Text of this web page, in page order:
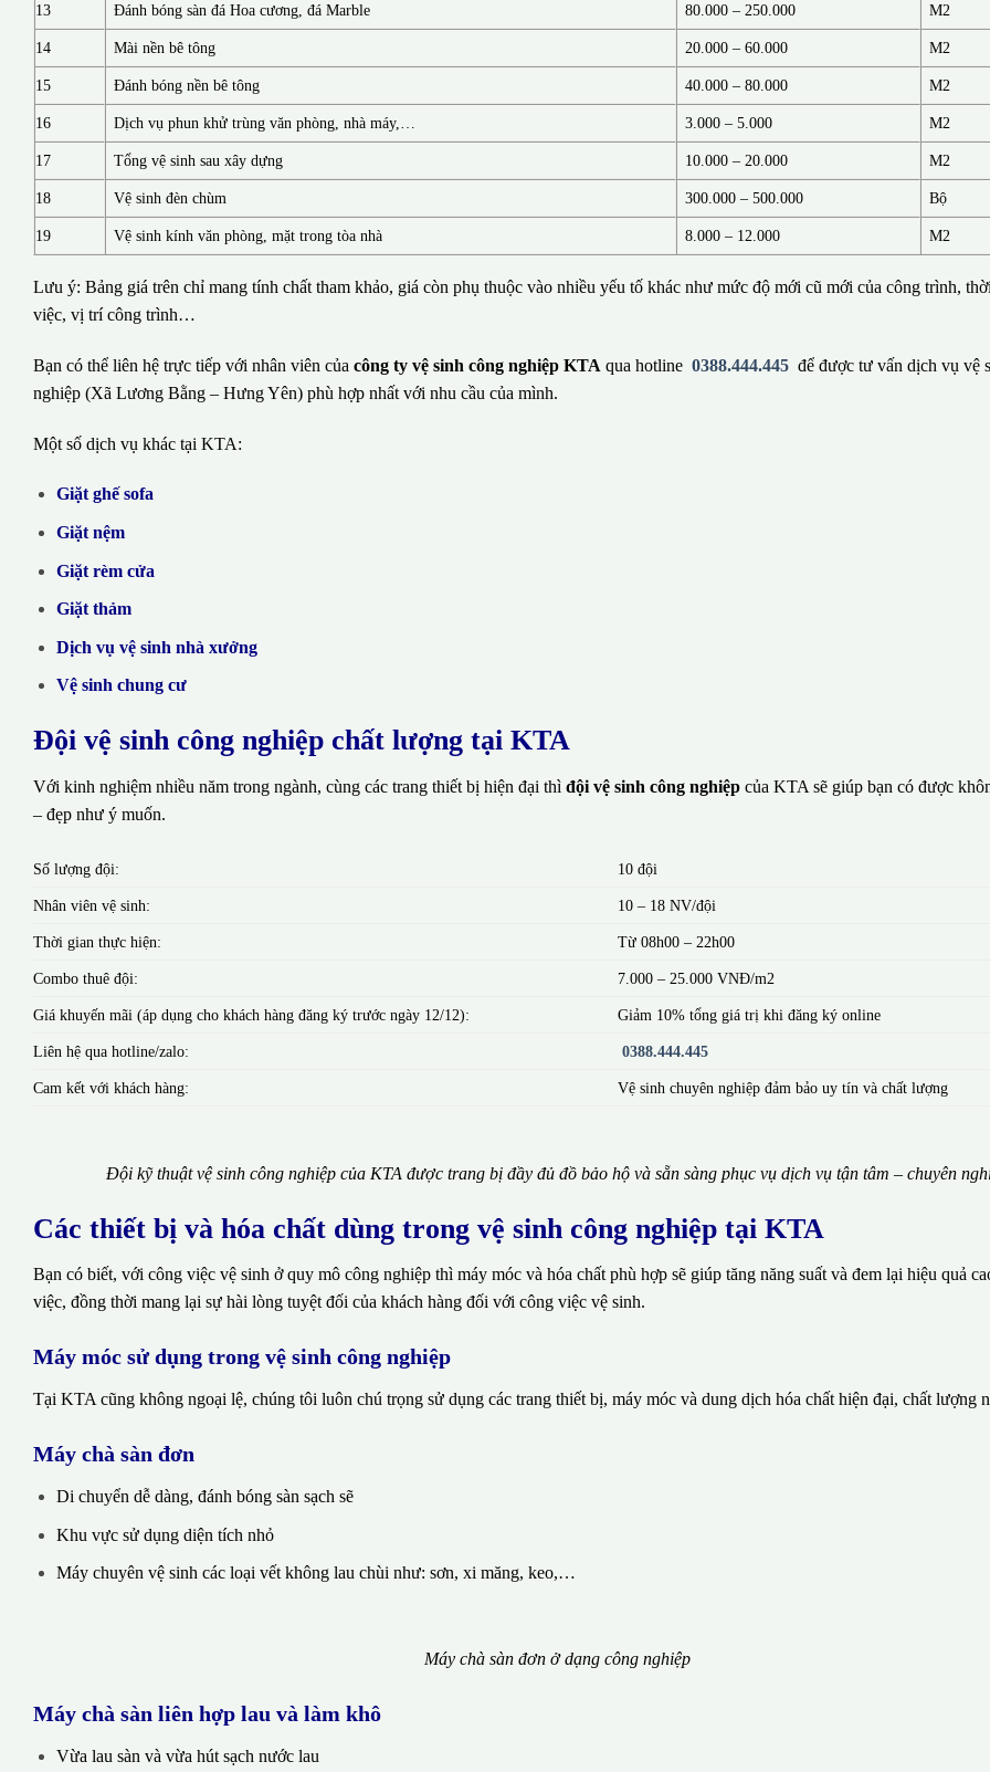
13 Đánh bóng sàn đá Hoa cương, đá Marble 80.000 – 250.000 M2
14 Mài nền bê tông 20.000 – 60.000 M2
15 Đánh bóng nền bê tông 40.000 – 80.000 M2
16 Dịch vụ phun khử trùng văn phòng, nhà máy,… 3.000 – 5.000 M2
17 Tổng vệ sinh sau xây dựng 10.000 – 20.000 M2
18 Vệ sinh đèn chùm 300.000 – 500.000 Bộ
19 Vệ sinh kính văn phòng, mặt trong tòa nhà 8.000 – 12.000 M2
Lưu ý: Bảng giá trên chỉ mang tính chất tham khảo, giá còn phụ thuộc vào nhiều yếu tố khác như mức độ mới cũ mới của công trình,
việc, vị trí công trình…
Bạn có thể liên hệ trực tiếp với nhân viên của công ty vệ sinh công nghiệp KTA qua hotline 0388.444.445 để được tư vấn dịch vụ vệ
nghiệp (Xã Lương Bằng – Hưng Yên) phù hợp nhất với nhu cầu của mình.
Một số dịch vụ khác tại KTA:
Giặt ghế sofa
Giặt nệm
Giặt rèm cửa
Giặt thảm
Dịch vụ vệ sinh nhà xưởng
Vệ sinh chung cư
Đội vệ sinh công nghiệp chất lượng tại KTA
Với kinh nghiệm nhiều năm trong ngành, cùng các trang thiết bị hiện đại thì đội vệ sinh công nghiệp của KTA sẽ giúp bạn có được
– đẹp như ý muốn.
Số lượng đội: 10 đội
Nhân viên vệ sinh: 10 – 18 NV/đội
Thời gian thực hiện: Từ 08h00 – 22h00
Combo thuê đội: 7.000 – 25.000 VNĐ/m2
Giá khuyến mãi (áp dụng cho khách hàng đăng ký trước ngày 12/12): Giảm 10% tổng giá trị khi đăng ký online
Liên hệ qua hotline/zalo: 0388.444.445
Cam kết với khách hàng: Vệ sinh chuyên nghiệp đảm bảo uy tín và chất lượng
Đội kỹ thuật vệ sinh công nghiệp của KTA được trang bị đầy đủ đồ bảo hộ và sẵn sàng phục vụ dịch vụ tận tâm – chuyên
Các thiết bị và hóa chất dùng trong vệ sinh công nghiệp tại KTA
Bạn có biết, với công việc vệ sinh ở quy mô công nghiệp thì máy móc và hóa chất phù hợp sẽ giúp tăng năng suất và đem lại hiệu quả
việc, đồng thời mang lại sự hài lòng tuyệt đối của khách hàng đối với công việc vệ sinh.
Máy móc sử dụng trong vệ sinh công nghiệp
Tại KTA cũng không ngoại lệ, chúng tôi luôn chú trọng sử dụng các trang thiết bị, máy móc và dung dịch hóa chất hiện đại, chất lượng
Máy chà sàn đơn
Di chuyển dễ dàng, đánh bóng sàn sạch sẽ
Khu vực sử dụng diện tích nhỏ
Máy chuyên vệ sinh các loại vết không lau chùi như: sơn, xi măng, keo,…
Máy chà sàn đơn ở dạng công nghiệp
Máy chà sàn liên hợp lau và làm khô
Vừa lau sàn và vừa hút sạch nước lau